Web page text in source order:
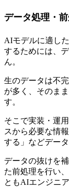
データ処理・
AIモデルに適し
するためには、
ん。
生のデータは不
が多く、そのま
す。
そこで実装・運
スから必要な情
する」などデー
データの抜けを
た前処理を行い、
ともAIエンジニ